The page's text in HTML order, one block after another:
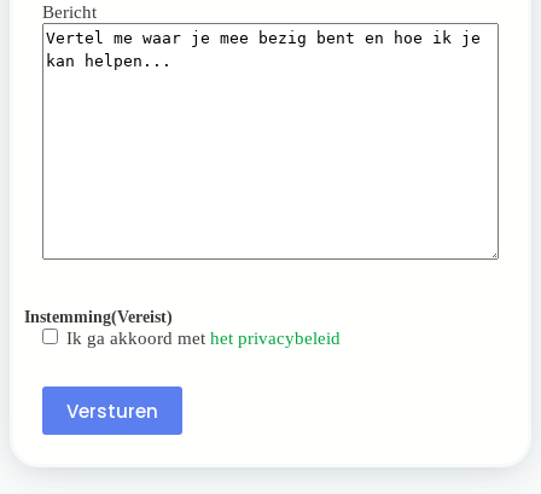
Bericht
Instemming(Vereist)
Ik ga akkoord met het privacybeleid
Versturen